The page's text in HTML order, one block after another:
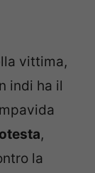
vittima,
indi ha il
,
la